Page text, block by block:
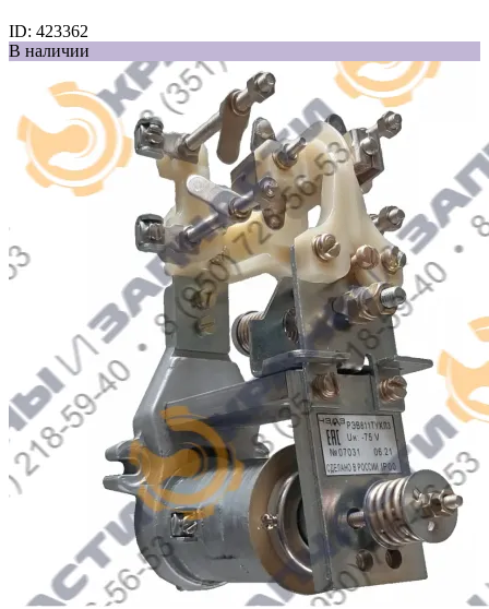
ID: 423362
В наличии